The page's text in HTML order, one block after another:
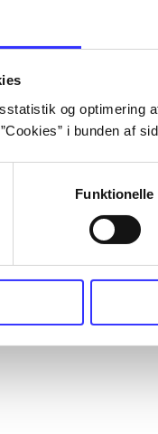
og optimering
i bunden af
Funktionelle